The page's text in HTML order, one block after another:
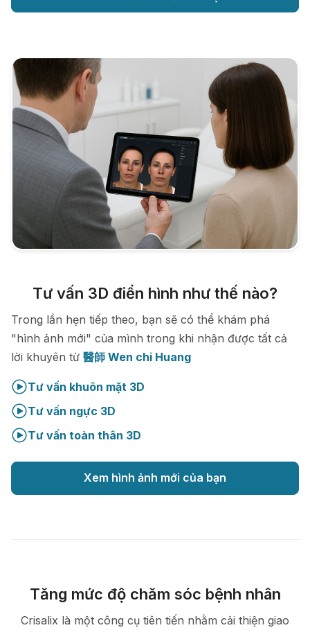
Tư vấn 3D điển hình như thế nào?
Trong lần hẹn tiếp theo, bạn sẽ có thể khám phá
"hình ảnh mới" của mình trong khi nhận được tất cả
lời khuyên từ 醫師 Wen chi Huang
Tư vấn khuôn mặt 3D
Tư vấn ngực 3D
Tư vấn toàn thân 3D
Xem hình ảnh mới của bạn
Tăng mức độ chăm sóc bệnh nhân
Crisalix là một công cụ tiên tiến nhằm cải thiện giao